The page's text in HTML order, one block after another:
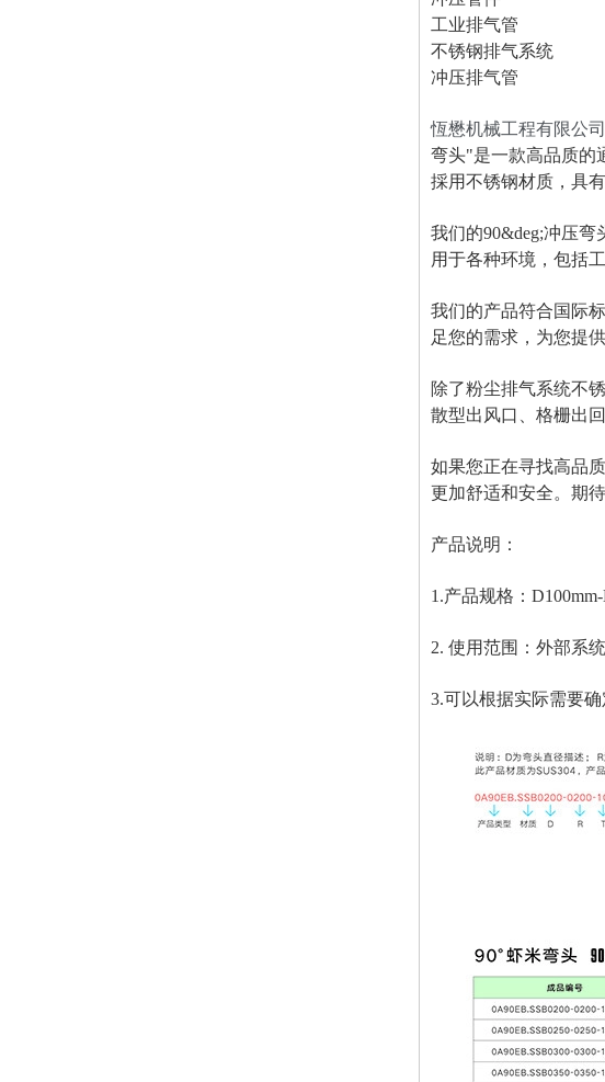
工业排气管
不锈钢排气系统
冲压排气管
恆懋机械工程有限公
弯头"是一款高品质的
採用不锈钢材质，具
我们的90&deg;冲压
用于各种环境，包括
我们的产品符合国际
足您的需求，为您提
除了粉尘排气系统不
散型出风口、格栅出
如果您正在寻找高品
更加舒适和安全。期
产品说明：
1.产品规格：
2. 使用范围：外部系
3.可以根据实际需要